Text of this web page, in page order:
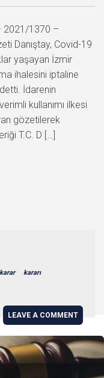
2021/1370 –
Danıştay, Covid-19
yaşayan İzmir
ihalesini iptaline
İdarenin
kullanımı ilkesi
gözetilerek
T.C. D […]
karar kararı
LEAVE A COMMENT